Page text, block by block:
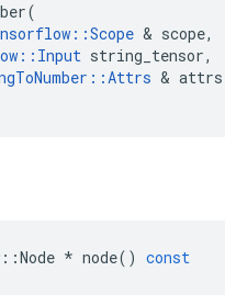
(
::Scope & scope,
:: Input string_tensor,
::Attrs & attrs
::Node * node() const